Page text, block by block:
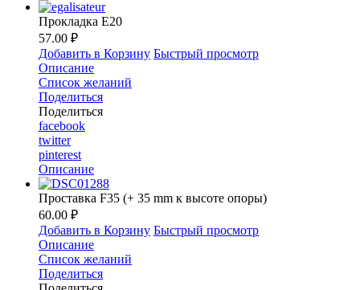
Прокладка E20
57.00 ₽
Добавить в Корзину Быстрый просмотр
Описание
Список желаний
Поделиться
Поделиться
facebook
twitter
pinterest
Описание
Проставка F35 (+ 35 mm к высоте опоры)
60.00 ₽
Добавить в Корзину Быстрый просмотр
Описание
Список желаний
Поделиться